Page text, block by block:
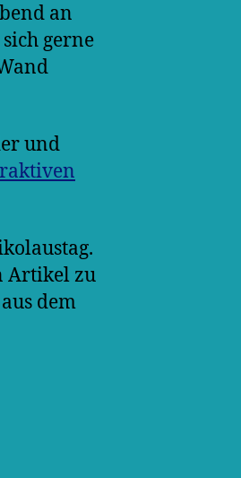
an
gerne
und
Artikel zu
dem